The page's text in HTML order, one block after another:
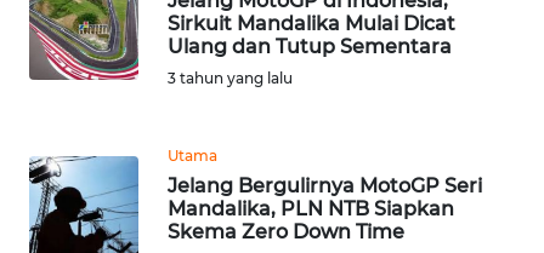
Sirkuit Mandalika Mulai Dicat
Ulang dan Tutup Sementara
3 tahun yang lalu
Utama
Jelang Bergulirnya MotoGP Seri
Mandalika, PLN NTB Siapkan
Skema Zero Down Time
WN
BALI
WN
KALTENG